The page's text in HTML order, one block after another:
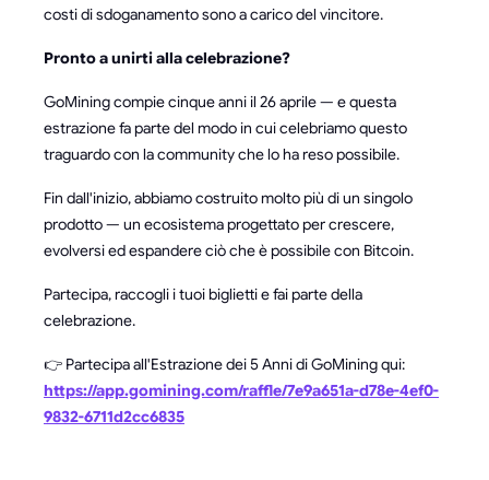
costi di sdoganamento sono a carico del vincitore.
Pronto a unirti alla celebrazione?
GoMining compie cinque anni il 26 aprile — e questa
estrazione fa parte del modo in cui celebriamo questo
traguardo con la community che lo ha reso possibile.
Fin dall'inizio, abbiamo costruito molto più di un singolo
prodotto — un ecosistema progettato per crescere,
evolversi ed espandere ciò che è possibile con Bitcoin.
Partecipa, raccogli i tuoi biglietti e fai parte della
celebrazione.
👉 Partecipa all'Estrazione dei 5 Anni di GoMining qui:
https://app.gomining.com/raffle/7e9a651a-d78e-4ef0-
9832-6711d2cc6835